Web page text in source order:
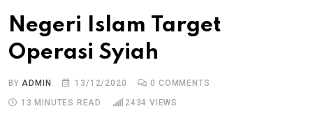
Negeri Islam Target
Operasi Syiah
BY ADMIN 13/12/2020 0 COMMENTS
13 MINUTES READ
2434 VIEWS